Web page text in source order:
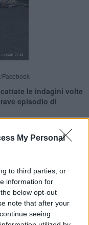
My Personal
to third parties, or
information for
below opt-out
note that after your
seeing
Facebook
le indagini volte
episodio di
sedie, secchi, varie
antistante il
dove sono scattate le
responsabili